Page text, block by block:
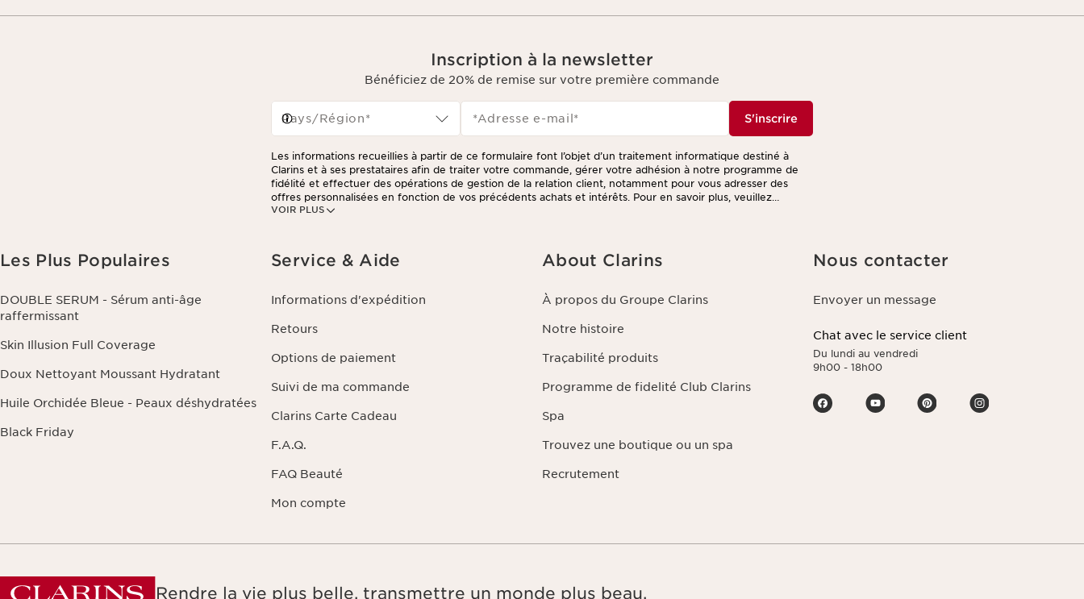
Inscription à la newsletter
Bénéficiez de 20% de remise sur votre première commande
Pays/Région* *Adresse e-mail * S'inscrire
VOIR PLUS
Les informations recueillies à partir de ce formulaire font l’objet d’un traitement informatique destiné à
Clarins et à ses prestataires afin de traiter votre commande, gérer votre adhésion à notre programme de
fidélité et effectuer des opérations de gestion de la relation client, notamment pour vous adresser des
offres personnalisées en fonction de vos précédents achats et intérêts. Pour en savoir plus, veuillez
consulter notre politique de respect de la vie privée.
Les Plus Populaires
DOUBLE SERUM - Sérum anti-âge
raffermissant
Skin Illusion Full Coverage
Doux Nettoyant Moussant Hydratant
Huile Orchidée Bleue - Peaux déshydratées
Black Friday
Service & Aide
Informations d'expédition
Retours
Options de paiement
Suivi de ma commande
Clarins Carte Cadeau
F.A.Q.
FAQ Beauté
Mon compte
About Clarins
À propos du Groupe Clarins
Notre histoire
Traçabilité produits
Programme de fidelité Club Clarins
Spa
Trouvez une boutique ou un spa
Recrutement
Nous contacter
Envoyer un message
Chat avec le service client
Du lundi au vendredi
9h00 - 18h00
Rendre la vie plus belle, transmettre un monde plus beau.